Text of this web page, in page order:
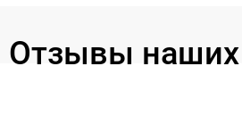
Отзывы наших